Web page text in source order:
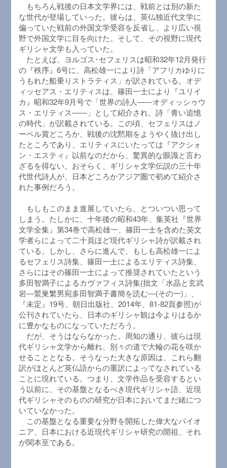
もちろん戦後の日本文学界には、戦前とは別の新た
な世代が登場していった。彼らは、英仏独近代文学に
偏っていた戦前の外国文学受容を反省し、より広い視
野で外国文学に目を向けた。そして、その視野に現代
ギリシャ文学も入っていた。
たとえば、ヨルゴス･セフェリスは昭和32年12月発行
の『秩序』6号に、高松雄一により詩「アフリカゆりに
うもれた船乗りストラティス」が訳されている。オデ
ィッセアス・エリティスは、篠田一士により『ユリイ
カ』昭和32年9月号で「世界の詩人――オディッシゥウ
ス・エリティス――」として紹介され、詩「青い追憶
の時代」が訳載されている。この頃、セフェリスはノ
ーベル賞どころか、戦後の沈黙期をようやく抜け出し
たところであり、エリティスにいたっては『アクシォ
ン・エスティ』以前なのだから、驚異的な眼識と言わ
ざるを得ない。おそらく、ギリシャ文学伝説の三十年
代世代詩人が、日本どころかアジア圏で初めて紹介さ
れた事例だろう。
もしもこのまま進展していたら、とついつい思って
しまう。たしかに、十年後の昭和43年、集英社『世界
文学全集』第34巻で高松雄一、篠田一士を含めた英文
学者らによって二十頁ほど現代ギリシャ詩が訳載され
ている。しかし、さらに進んで、もしも高松雄一によ
るセフェリス詩集、篠田一士によるエリティス詩集、
さらにはその篠田一士によって推奨されていたという
多田智満子によるカヴァフィス詩集(拙文「水晶と玄武
岩―鷲巣繁男宛多田智満子書簡を読む―(その一)」、
『未定』19号、朝日出版社、2014年、81-82頁参照)が
公刊されていたら、日本のギリシャ観は今よりはるか
に豊かなものになっていただろう。
だが、そうはならなかった。周知の通り、彼らは現
代ギリシャ文学から離れ、別々の道で大輪の花を咲か
せることとなる。そうなった大きな原因は、これら翻
訳がほとんど英仏語からの重訳によってなされている
ことに現れている。つまり、文学作品を受容するとい
う以前に、その基盤となるべき現代ギリシャ語、近現
代ギリシャそのものの研究が日本においてまだ緒につ
いていなかった。
この基盤となる重要な分野を開拓した偉大なパイオ
ニア、日本における近現代ギリシャ研究の開祖、それ
が関本至である。